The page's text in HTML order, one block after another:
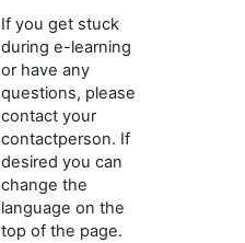
If you get stuck
during e-learning
or have any
questions, please
contact your
contactperson. If
desired you can
change the
language on the
top of the page.